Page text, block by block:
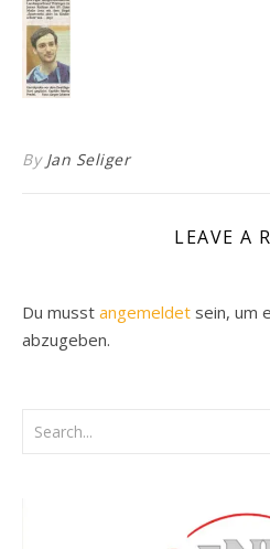
By Jan Seliger
LEAVE A
Du musst angemeldet sein, um
abzugeben.